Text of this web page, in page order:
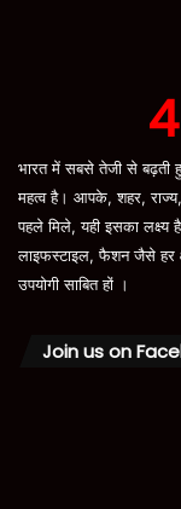
भारत में सबसे तेजी से बढ़ती
महत्व है। आपके, शहर,
पहले मिले, यही इसका
लाइफस्टाइल, फैशन जैसे हर
उपयोगी साबित हों ।
Join us on